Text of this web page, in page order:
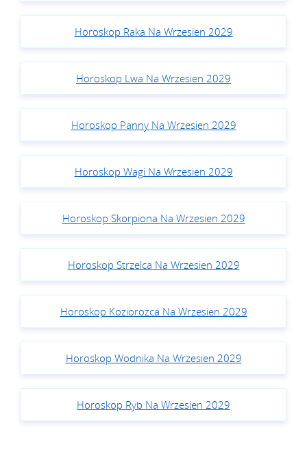
Horoskop Raka Na Wrzesien 2029
Horoskop Lwa Na Wrzesien 2029
Horoskop Panny Na Wrzesien 2029
Horoskop Wagi Na Wrzesien 2029
Horoskop Skorpiona Na Wrzesien 2029
Horoskop Strzelca Na Wrzesien 2029
Horoskop Koziorożca Na Wrzesien 2029
Horoskop Wodnika Na Wrzesien 2029
Horoskop Ryb Na Wrzesien 2029